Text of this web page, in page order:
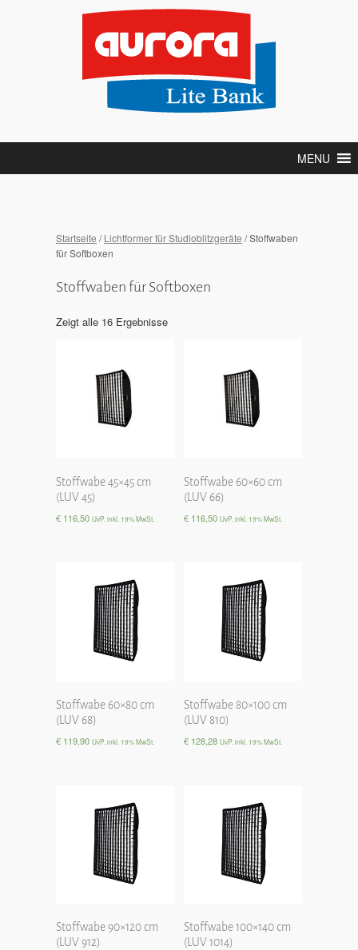
MENU
Startseite /Lichtformer für Studioblitzgeräte / Stoffwaben
für Softboxen
Stoffwaben für Softboxen
Zeigt alle 16 Ergebnisse
Stoffwabe 45×45 cm
(LUV 45)
€ 116,50 UvP. inkl. 19% MwSt.
Stoffwabe 60×60 cm
(LUV 66)
€ 116,50 UvP. inkl. 19% MwSt.
Stoffwabe 60×80 cm
(LUV 68)
€ 119,90 UvP. inkl. 19% MwSt.
Stoffwabe 80×100 cm
(LUV 810)
€ 128,28 UvP. inkl. 19% MwSt.
Stoffwabe 90×120 cm
(LUV 912)
Stoffwabe 100×140 cm
(LUV 1014)